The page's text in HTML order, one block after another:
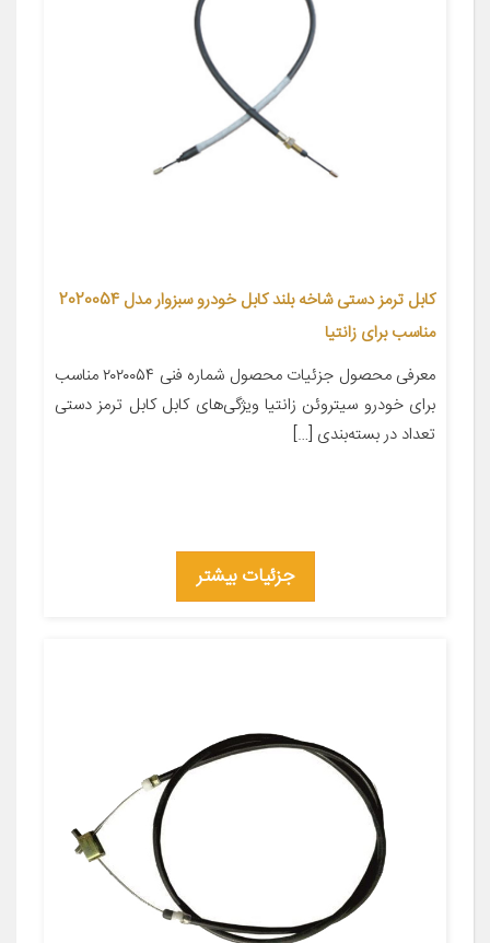
کابل ترمز دستی شاخه بلند کابل خودرو سبزوار مدل 2020054
مناسب برای زانتیا
معرفی محصول جزئیات محصول شماره فنی ۲۰۲۰۰۵۴ مناسب
برای خودرو سیتروئن زانتیا ویژگی‌های کابل کابل ترمز دستی
تعداد در بسته‌بندی […]
جزئیات بیشتر